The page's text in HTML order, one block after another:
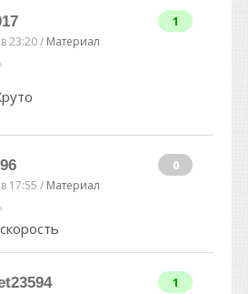
23:20 / Материал
1
17:55 / Материал
0
1